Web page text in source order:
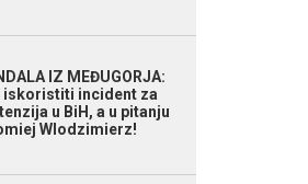
IZ MEĐUGORJA:
iskoristiti incident za
u BiH, a u pitanju
Wlodzimierz!